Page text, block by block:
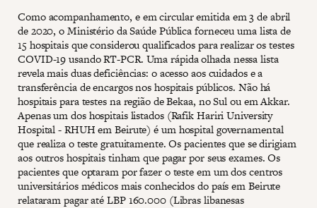
Como acompanhamento, e em circular emitida em 3 de abril
de 2020, o Ministério da Saúde Pública forneceu uma lista de
15 hospitais que considerou qualificados para realizar os testes
COVID-19 usando RT-PCR. Uma rápida olhada nessa lista
revela mais duas deficiências: o acesso aos cuidados e a
transferência de encargos nos hospitais públicos. Não há
hospitais para testes na região de Bekaa, no Sul ou em Akkar.
Apenas um dos hospitais listados (Rafik Hariri University
Hospital - RHUH em Beirute) é um hospital governamental
que realiza o teste gratuitamente. Os pacientes que se dirigiam
aos outros hospitais tinham que pagar por seus exames. Os
pacientes que optaram por fazer o teste em um dos centros
universitários médicos mais conhecidos do país em Beirute
relataram pagar até LBP 160.000 (Libras libanesas